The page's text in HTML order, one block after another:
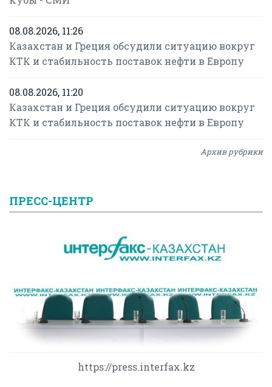
08.08.2026, 11:26
Казахстан и Греция обсудили ситуацию вокруг
КТК и стабильность поставок нефти в Европу
08.08.2026, 11:20
Казахстан и Греция обсудили ситуацию вокруг
КТК и стабильность поставок нефти в Европу
Архив рубрики
ПРЕСС-ЦЕНТР
https://press.interfax.kz